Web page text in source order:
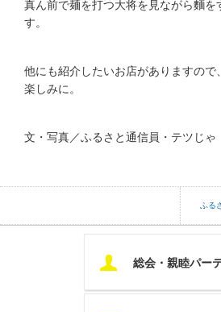
真ん前で麺を打つ大将を見ながら麵を
す。
他にも紹介したいお店がありますので
楽しみに。
文・写真／ふるさと通信員・テツじゃ
ふる
U 総会・親睦パー